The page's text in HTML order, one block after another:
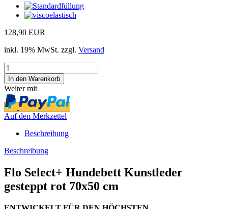
128,90 EUR
inkl. 19% MwSt. zzgl. Versand
Weiter mit
Auf den Merkzettel
Beschreibung
Beschreibung
Flo Select+ Hundebett Kunstleder
gesteppt rot 70x50 cm